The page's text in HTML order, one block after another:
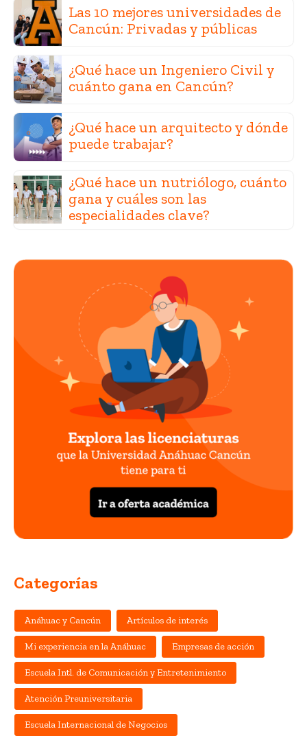
Las 10 mejores universidades de
Cancún: Privadas y públicas
¿Qué hace un Ingeniero Civil y
cuánto gana en Cancún?
¿Qué hace un arquitecto y dónde
puede trabajar?
¿Qué hace un nutriólogo, cuánto
gana y cuáles son las
especialidades clave?
Categorías
Anáhuac y Cancún Artículos de interés
Mi experiencia en la Anáhuac Empresas de acción
Escuela Intl. de Comunicación y Entretenimiento
Atención Preuniversitaria
Escuela Internacional de Negocios